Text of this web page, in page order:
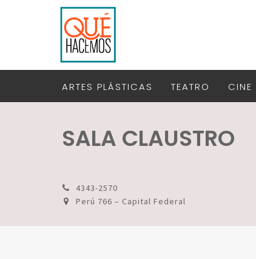
ARTES PLÁSTICAS TEATRO CINE
SALA CLAUSTRO
4343-2570
Perú 766 – Capital Federal